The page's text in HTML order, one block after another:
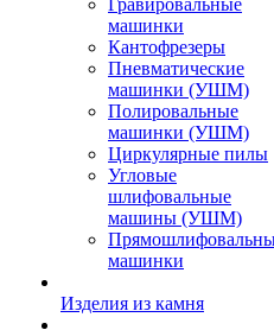
Гравировальные
машинки
Кантофрезеры
Пневматические
машинки (УШМ)
Полировальные
машинки (УШМ)
Циркулярные пилы
Угловые
шлифовальные
машины (УШМ)
машинки
Изделия из камня